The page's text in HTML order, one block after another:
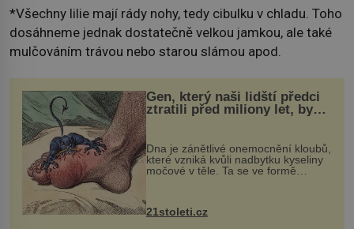
*Všechny lilie mají rády nohy, tedy cibulku v chladu. Toho
dosáhneme jednak dostatečně velkou jamkou, ale také
mulčováním trávou nebo starou slámou apod.
Gen, který naši lidští předci
ztratili před miliony let, by
mohl pomoci s léčbou
„nemoci králů“
Dna je zánětlivé onemocnění kloubů,
které vzniká kvůli nadbytku kyseliny
močové v těle. Ta se ve formě
nohou, a způsobuje bole...
21stoleti.cz